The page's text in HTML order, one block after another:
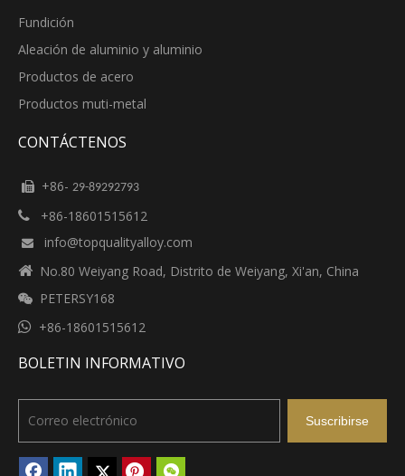
Fundición
Aleación de aluminio y aluminio
Productos de acero
Productos muti-metal
CONTÁCTENOS
 +86- 29-89292793
 +86-18601515612
 info@topqualityalloy.com
 No.80 Weiyang Road, Distrito de Weiyang, Xi'an, China
 PETERSY168
 +86-18601515612
BOLETIN INFORMATIVO
Suscribirse